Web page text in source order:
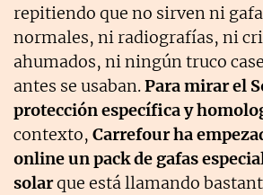
repitiendo que no sirven ni
normales, ni radiografías, ni
ahumados, ni ningún truco
antes se usaban.Para mirar el
protección específica y
contexto, Carrefour ha
online un pack de gafas
solarque está llamando